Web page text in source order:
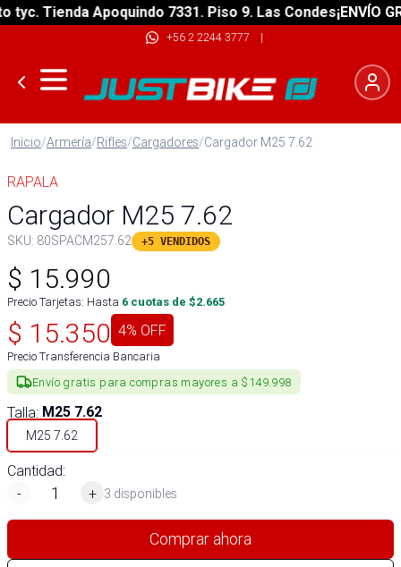
Tienda Apoquindo 7331. Piso 9. Las Condes¡ENVÍO
+56 2 2244 3777 |
Inicio/Armería/Rifles/Cargadores/Cargador M25 7.62
RAPALA
Cargador M25 7.62
SKU: 80SPACM257.62 +5 VENDIDOS
$ 15.990
Precio Tarjetas: Hasta 6 cuotas de $2.665
$ 15.350 4% OFF
Precio Transferencia Bancaria
Envío gratis para compras mayores a $149.998
Talla: M25 7.62
M25 7.62
Cantidad:
-
+ 3 disponibles
Comprar ahora